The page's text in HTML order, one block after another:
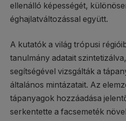
ellenálló képességét,
éghajlatváltozással együtt.
A kutatók a világ trópusi
tanulmány adatait
segítségével vizsgálták a
általános mintázatait. Az
tápanyagok hozzáadása
serkentette a facsemeték